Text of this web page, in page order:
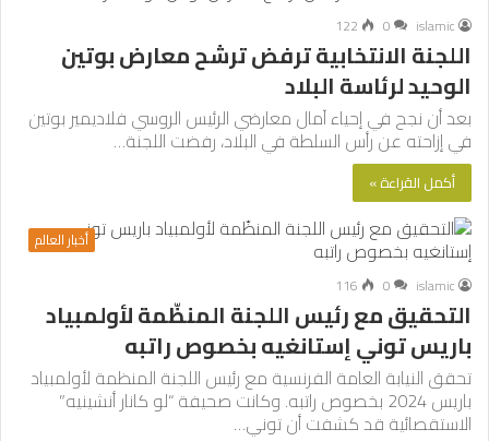
islamic
0
122
اللجنة الانتخابية ترفض ترشح معارض بوتين
الوحيد لرئاسة البلاد
بعد أن نجح في إحياء آمال معارضي الرئيس الروسي فلاديمير بوتين
في إزاحته عن رأس السلطة في البلاد، رفضت اللجنة…
أكمل القراءة »
أخبار العالم
islamic
0
116
التحقيق مع رئيس اللجنة المنظّمة لأولمبياد
باريس توني إستانغيه بخصوص راتبه
تحقق النيابة العامة الفرنسية مع رئيس اللجنة المنظمة لأولمبياد
باريس 2024 بخصوص راتبه. وكانت صحيفة “لو كانار أنشينيه”
الاستقصائية قد كشفت أن توني…